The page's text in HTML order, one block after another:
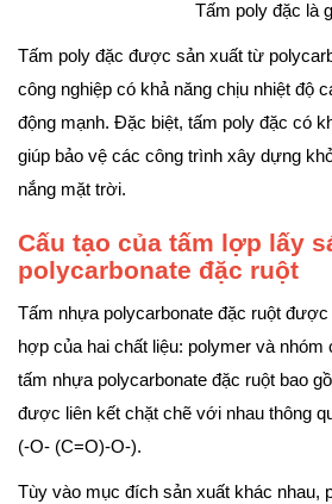
Tấm poly đặc là
Tấm poly đặc được sản xuất từ
công nghiệp có khả năng chịu nhiệt độ
động mạnh. Đặc biệt, tấm poly đặc có
giúp bảo vệ các công trình xây dựng
nắng mặt trời.
Cấu tạo của tấm lợp lấy
polycarbonate đặc ruột
Tấm nhựa polycarbonate đặc ruột
hợp của hai chất liệu: polymer và nhóm
tấm nhựa polycarbonate đặc ruột bao
được liên kết chặt chẽ với nhau thông
(-O- (C=O)-O-).
Tùy vào mục đích sản xuất khác nhau,